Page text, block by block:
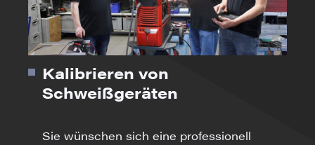
Kalibrieren von
Schweißgeräten
Sie wünschen sich eine professionell